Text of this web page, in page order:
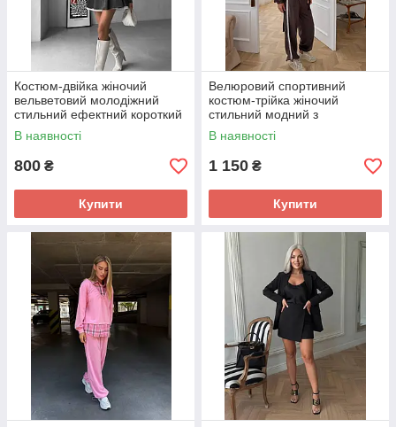
Костюм-двійка жіночий
вельветовий молодіжний
стильний ефектний короткий
піджак і шорти-спідниця
В наявності
800 ₴
Купити
Велюровий спортивний
костюм-трійка жіночий
стильний модний з
мереживом топ, бомбер,
штани
В наявності
1 150 ₴
Купити